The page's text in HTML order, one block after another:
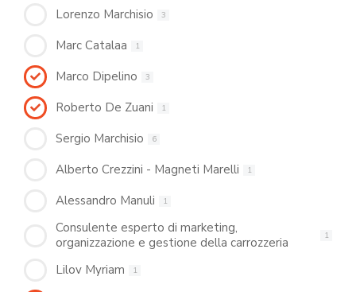
Lorenzo Marchisio 3
Marc Catalaa 1
Marco Dipelino 3
Roberto De Zuani 1
Sergio Marchisio 6
Alberto Crezzini - Magneti Marelli 1
Alessandro Manuli 1
Consulente esperto di marketing,
organizzazione e gestione della carrozzeria
1
Lilov Myriam 1